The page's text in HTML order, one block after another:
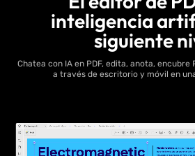
inteligencia
siguiente
Chatea con IA en PDF, edita, anota, encubre
a través de escritorio y móvil en